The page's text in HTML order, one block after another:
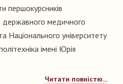
першокурсників
державного медичного
Національного університету
імені Юрія
Читати повністю...